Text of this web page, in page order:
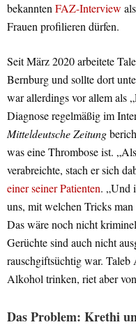
bekanntenFAZ-Interview
Frauen profilieren dürfen.
Seit März 2020 arbeitete
Bernburg und sollte dort
war allerdings vor allem als
Diagnose regelmäßig im
Mitteldeutsche Zeitung
was eine Thrombose ist.
verabreichte, stach er sich
einer seiner Patienten. „Und
uns, mit welchen Tricks
Das wäre noch nicht
Gerüchte sind auch nicht
rauschgiftsüchtig war.
Alkohol trinken, riet aber
Das Problem: Krethi